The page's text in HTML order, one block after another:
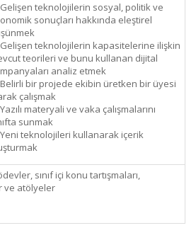
Gelişen teknolojilerin sosyal, politik ve
sonuçları hakkında eleştirel
Gelişen teknolojilerin kapasitelerine ilişkin
teorileri ve bunu kullanan dijital
analiz etmek
Belirli bir projede ekibin üretken bir üyesi
çalışmak
Yazılı materyali ve vaka çalışmalarını
sunmak
Yeni teknolojileri kullanarak içerik
sınıf içi konu tartışmaları,
ve atölyeler